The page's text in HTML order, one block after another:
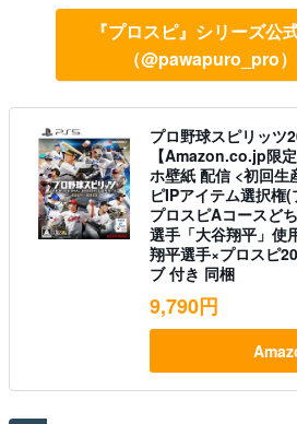
『プロスピ』シリーズ公
（@pawapuro_pro
プロ野球スピリッツ
【Amazon.co.jp限
ホ壁紙 配信 <初回
ピIPアイテム選択権
プロスピAコースど
選手「大谷翔平」
翔平選手×プロスピ
ブ 付き 同梱
9,790円